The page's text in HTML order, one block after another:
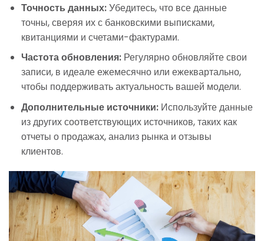
Точность данных:Убедитесь, что все данные
точны, сверяя их с банковскими выписками,
квитанциями и счетами-фактурами.
Частота обновления:Регулярно обновляйте свои
записи, в идеале ежемесячно или ежеквартально,
чтобы поддерживать актуальность вашей модели.
Дополнительные источники:Используйте данные
из других соответствующих источников, таких как
отчеты о продажах, анализ рынка и отзывы
клиентов.